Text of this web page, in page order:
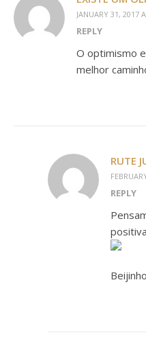
JANUARY 31, 2017
REPLY
O optimismo
melhor
RUTE
REPLY